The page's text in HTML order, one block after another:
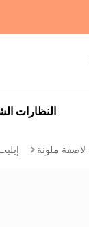
النظارات
ملونة